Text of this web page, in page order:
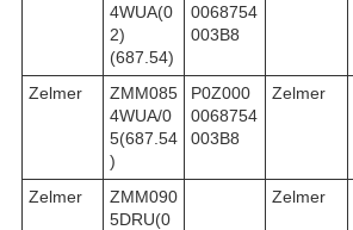
4WUA(0
2)
(687.54)
0068754
003B8
Zelmer
ZMM085
4WUA/0
5(687.54
)
P0Z000
0068754
003B8
Zelmer
Zelmer
ZMM090
5DRU(0
Zelmer